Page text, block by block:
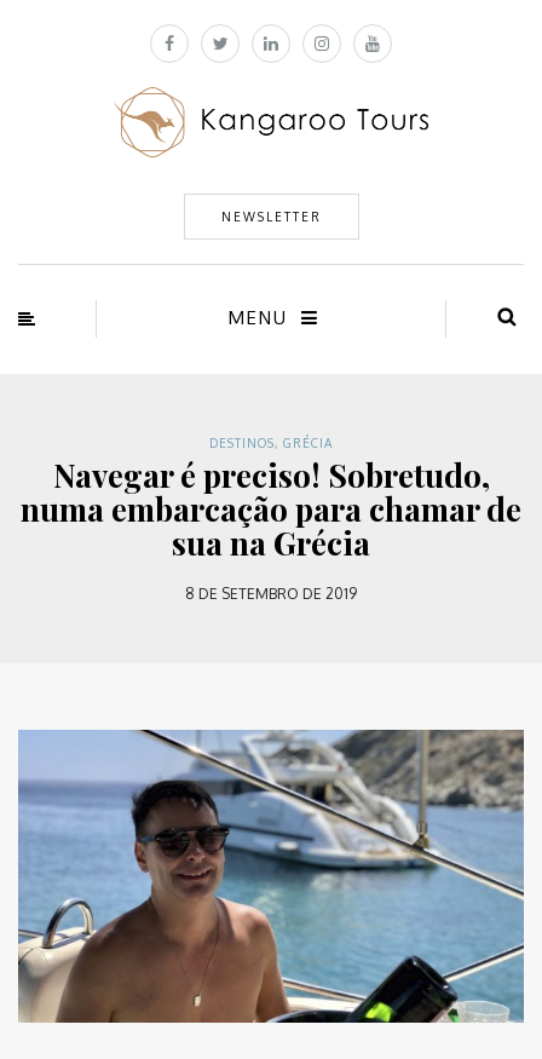
NEWSLETTER
MENU
DESTINOS, GRÉCIA
Navegar é preciso! Sobretudo,
numa embarcação para chamar de
sua na Grécia
8 DE SETEMBRO DE 2019